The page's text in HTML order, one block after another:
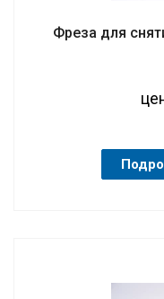
Фреза для